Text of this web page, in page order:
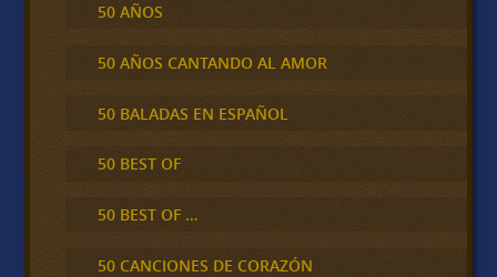
50 AÑOS
50 AÑOS CANTANDO AL AMOR
50 BALADAS EN ESPAÑOL
50 BEST OF
50 BEST OF …
50 CANCIONES DE CORAZÓN